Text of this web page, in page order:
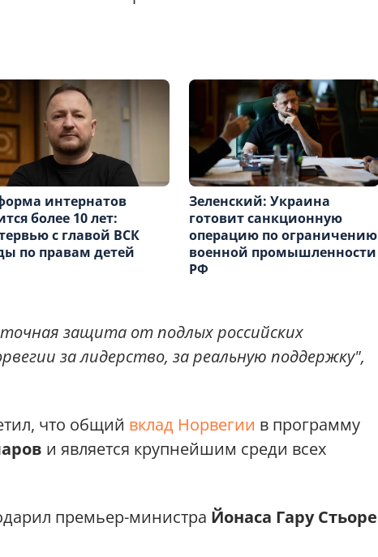
интернатов
более 10 лет:
с главой ВСК
по правам детей
Зеленский: Украина
готовит санкционную
операцию по ограничению
военной промышленности
РФ
защита от подлых российских
за лидерство, за реальную поддержку",
что общий вклад Норвегии в программу
и является крупнейшим среди всех
премьер-министра Йонаса Гару Стьоре